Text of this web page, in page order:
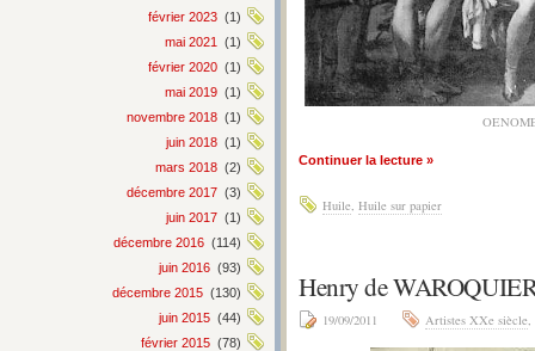
février 2023 (1)
mai 2021
(1)
février 2020 (1)
mai 2019 (1)
novembre 2018 (1)
juin 2018 (1)
mars 2018 (2)
décembre 2017 (3)
juin 2017 (1)
décembre 2016 (114)
juin 2016 (93)
décembre 2015 (130)
juin 2015 (44)
février 2015 (78)
Continuer la lecture »
Huile, Huile sur papier
Henry de
19/09/2011 Artistes XXe siècle,